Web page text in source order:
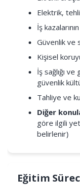
Elektrik,
İş
Güvenlik ve
Kişisel
İş sağlığı
güvenlik
Tahliye ve
Diğer
göre ilgili
belirlenir)
Eğitim